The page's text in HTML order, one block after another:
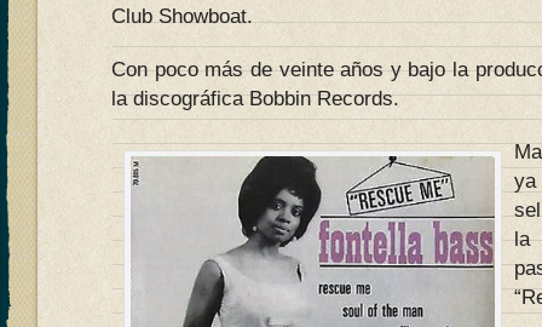
Club Showboat.
Con poco más de veinte años y bajo la
la discográfica Bobbin Records.
la